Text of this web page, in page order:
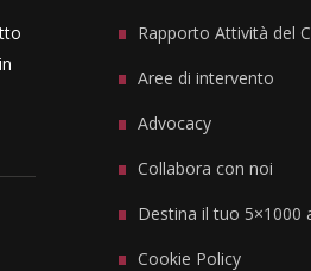
Rapporto Attività del
Aree di intervento
Advocacy
Collabora con noi
Destina il tuo 5×1000
Cookie Policy